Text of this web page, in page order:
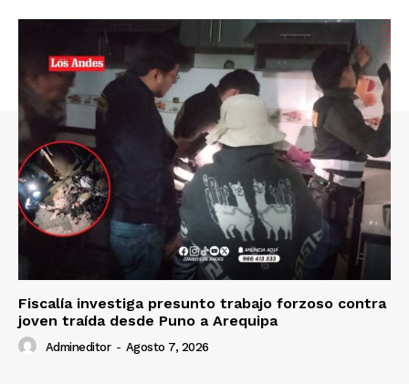
Fiscalía investiga presunto trabajo forzoso contra
joven traída desde Puno a Arequipa
Admineditor - Agosto 7, 2026